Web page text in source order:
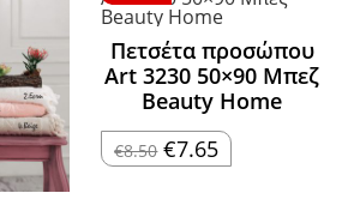
Πετσέτα προσώπου
Art 3230 50×90 Μπεζ
Beauty Home
€8.50 Original
price
€7.65 Η
τρέχουσα